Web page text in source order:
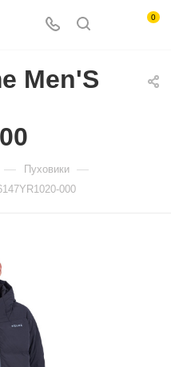
0
Men'S
— Пуховики —
000